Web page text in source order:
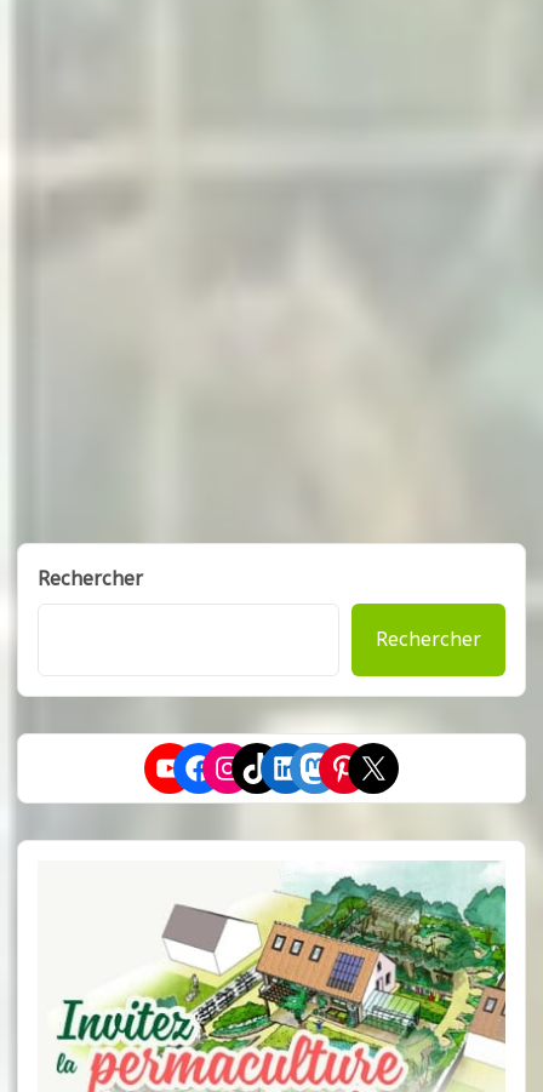
Rechercher
Rechercher
YouTube
Facebook
Instagram
TikTok
LinkedIn
Mastodon
Pinterest
X